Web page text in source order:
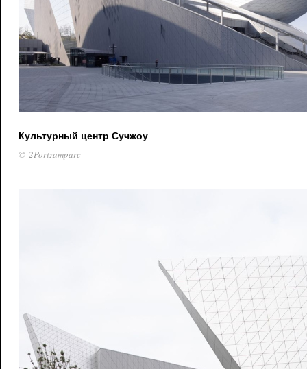
Культурный центр Сучжоу
© 2Portzamparc